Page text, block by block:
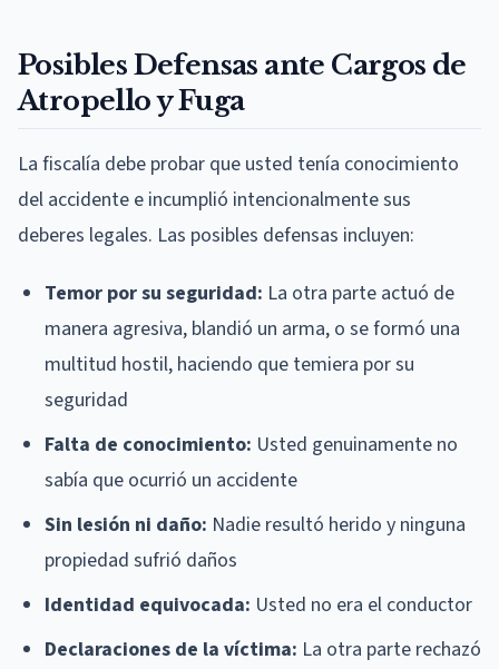
Posibles Defensas ante Cargos de
Atropello y Fuga
La fiscalía debe probar que usted tenía conocimiento
del accidente e incumplió intencionalmente sus
deberes legales. Las posibles defensas incluyen:
Temor por su seguridad: La otra parte actuó de
manera agresiva, blandió un arma, o se formó una
multitud hostil, haciendo que temiera por su
seguridad
Falta de conocimiento: Usted genuinamente no
sabía que ocurrió un accidente
Sin lesión ni daño: Nadie resultó herido y ninguna
propiedad sufrió daños
Identidad equivocada: Usted no era el conductor
Declaraciones de la víctima: La otra parte rechazó